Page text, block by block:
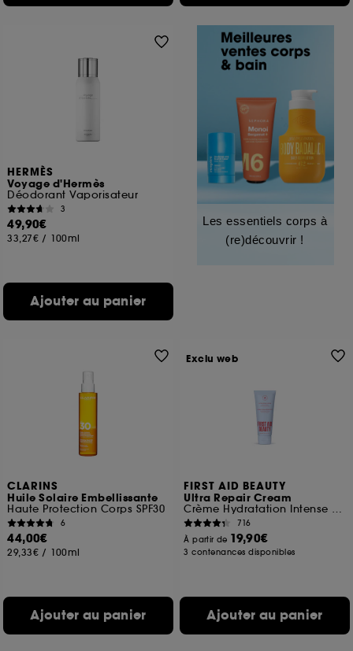
HERMÈS
Voyage d'Hermès
Déodorant Vaporisateur
3
49,90€
33,27€ / 100ml
Ajouter au panier
Les essentiels corps à
(re)découvrir !
CLARINS
Huile Solaire Embellissante
Haute Protection Corps SPF30
6
44,00€
29,33€ / 100ml
Ajouter au panier
FIRST AID BEAUTY
Ultra Repair Cream
Crème Hydratation Intense pour le visage et le corps
716
À partir de 19,90€
3 contenances disponibles
Ajouter au panier
Exclu web